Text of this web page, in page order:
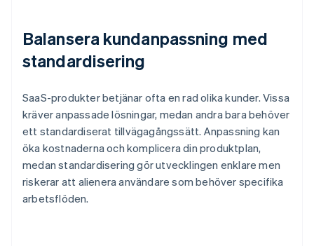
Balansera kundanpassning med
standardisering
SaaS-produkter betjänar ofta en rad olika kunder. Vissa
kräver anpassade lösningar, medan andra bara behöver
ett standardiserat tillvägagångssätt. Anpassning kan
öka kostnaderna och komplicera din produktplan,
medan standardisering gör utvecklingen enklare men
riskerar att alienera användare som behöver specifika
arbetsflöden.